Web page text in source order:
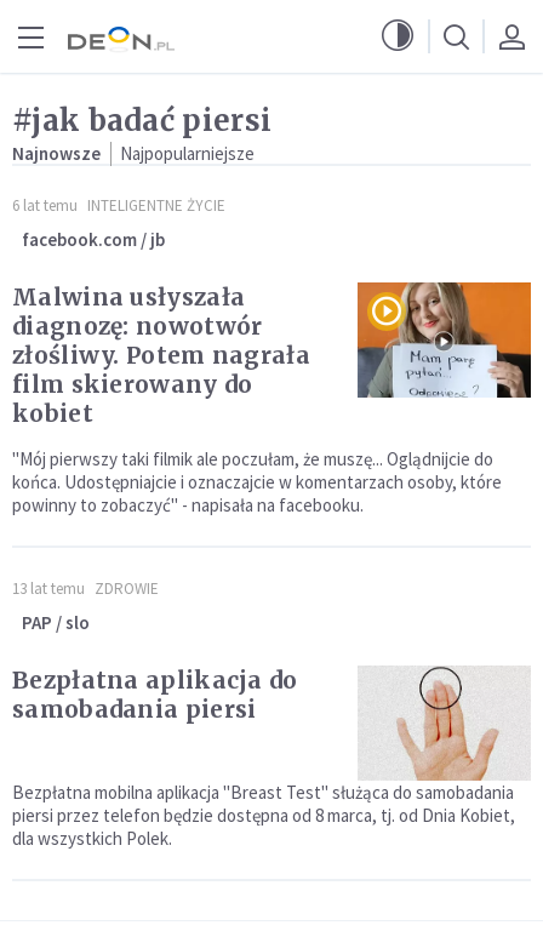
#jak badać piersi
Najnowsze Najpopularniejsze
6 lat temu INTELIGENTNE ŻYCIE
facebook.com / jb
Malwina usłyszała
diagnozę: nowotwór
złośliwy. Potem nagrała
film skierowany do
kobiet
"Mój pierwszy taki filmik ale poczułam, że muszę... Oglądnijcie do
końca. Udostępniajcie i oznaczajcie w komentarzach osoby, które
powinny to zobaczyć" - napisała na facebooku.
13 lat temu ZDROWIE
PAP / slo
Bezpłatna aplikacja do
samobadania piersi
Bezpłatna mobilna aplikacja "Breast Test" służąca do samobadania
piersi przez telefon będzie dostępna od 8 marca, tj. od Dnia Kobiet,
dla wszystkich Polek.